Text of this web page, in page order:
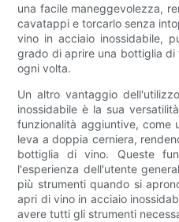
una facile maneggevolezza,
cavatappi e torcarlo senza
vino in acciaio inossidabile,
grado di aprire una bottiglia
ogni volta.
Un altro vantaggio
inossidabile è la sua
funzionalità aggiuntive, come
leva a doppia cerniera,
bottiglia di vino. Queste
l'esperienza dell'utente
più strumenti quando si
apri di vino in acciaio
avere tutti gli strumenti